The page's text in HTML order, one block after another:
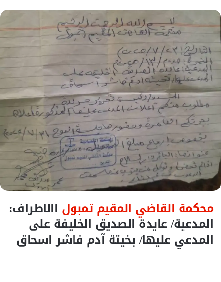
ل
ر
ي
د
ا
إ
ك
و
ن
ي
محكمة القاضي المقيم تمبول االاطراف:
المدعية/ عايدة الصديق الخليفة على
المدعي عليها/ بخيتة آدم فاشر اسحاق